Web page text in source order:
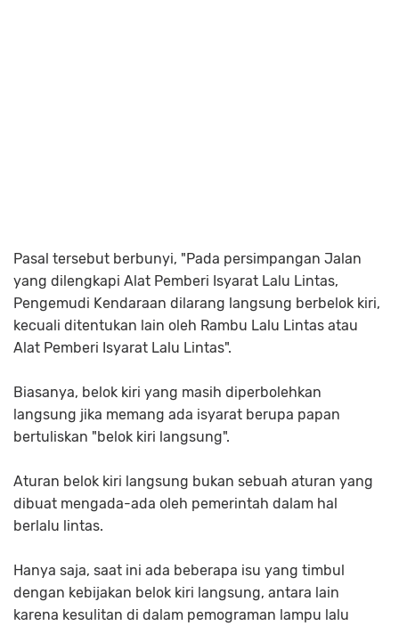
Pasal tersebut berbunyi, "Pada persimpangan Jalan
yang dilengkapi Alat Pemberi Isyarat Lalu Lintas,
Pengemudi Kendaraan dilarang langsung berbelok kiri,
kecuali ditentukan lain oleh Rambu Lalu Lintas atau
Alat Pemberi Isyarat Lalu Lintas".
Biasanya, belok kiri yang masih diperbolehkan
langsung jika memang ada isyarat berupa papan
bertuliskan "belok kiri langsung".
Aturan belok kiri langsung bukan sebuah aturan yang
dibuat mengada-ada oleh pemerintah dalam hal
berlalu lintas.
Hanya saja, saat ini ada beberapa isu yang timbul
dengan kebijakan belok kiri langsung, antara lain
karena kesulitan di dalam pemograman lampu lalu